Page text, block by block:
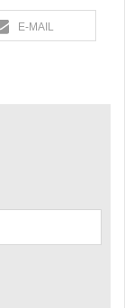
E-MAIL